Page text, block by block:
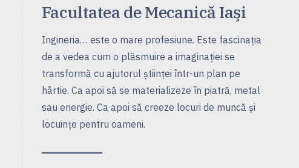
Facultatea de Mecanică Iaşi
Ingineria… este o mare profesiune. Este fascinaţia
de a vedea cum o plăsmuire a imaginaţiei se
transformă cu ajutorul ştiinţei într-un plan pe
hârtie. Ca apoi să se materializeze în piatră, metal
sau energie. Ca apoi să creeze locuri de muncă şi
locuinţe pentru oameni.